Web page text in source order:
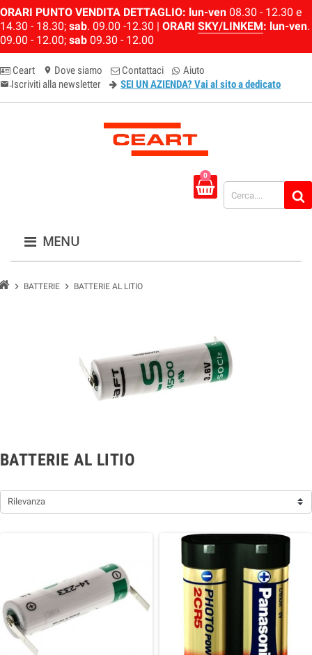
ORARI PUNTO VENDITA DETTAGLIO: lun-ven 08.30 - 12.30 e
14.30 - 18.30; sab. 09.00 -12.30 | ORARI SKY/LINKEM: lun-ven.
09.00 - 12.00; sab 09.30 - 12.00
Ceart location_on Dove siamo Contattaci Aiuto
email-newsletter
Iscriviti alla newsletter SEI UN AZIENDA? Vai al sito a dedicato
0
MENU
chevron_right BATTERIE chevron_right BATTERIE AL LITIO
BATTERIE AL LITIO
Rilevanza